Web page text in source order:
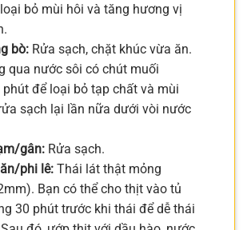
bỏ mùi hôi và tăng hương vị
bò: Rửa sạch, chặt khúc vừa ăn.
qua nước sôi có chút muối
phút để loại bỏ tạp chất và mùi
sạch lại lần nữa dưới vòi nước
gân: Rửa sạch.
phi lê: Thái lát thật mỏng
Bạn có thể cho thịt vào tủ
30 phút trước khi thái để dễ thái